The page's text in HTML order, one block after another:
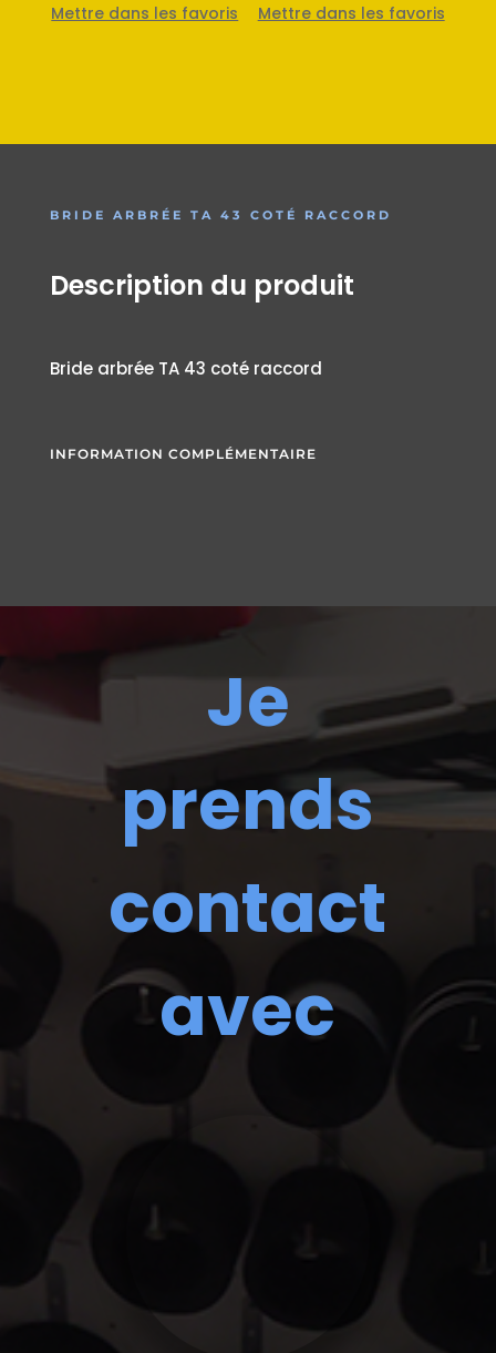
Mettre dans les favoris Mettre dans les favoris
BRIDE ARBRÉE TA 43 COTÉ RACCORD
Description du produit
Bride arbrée TA 43 coté raccord
INFORMATION COMPLÉMENTAIRE
Je
prends
contact
avec